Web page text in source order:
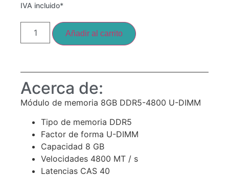
IVA incluido*
Añadir al carrito
Acerca de:
Módulo de memoria 8GB DDR5-4800 U-DIMM
Tipo de memoria DDR5
Factor de forma U-DIMM
Capacidad 8 GB
Velocidades 4800 MT / s
Latencias CAS 40